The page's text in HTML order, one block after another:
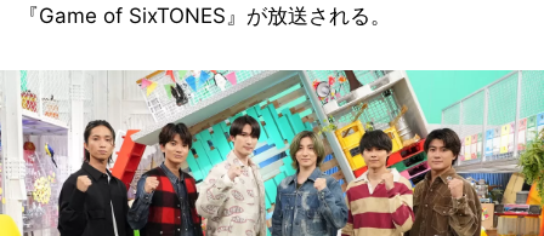
『Game of SixTONES』が放送される。